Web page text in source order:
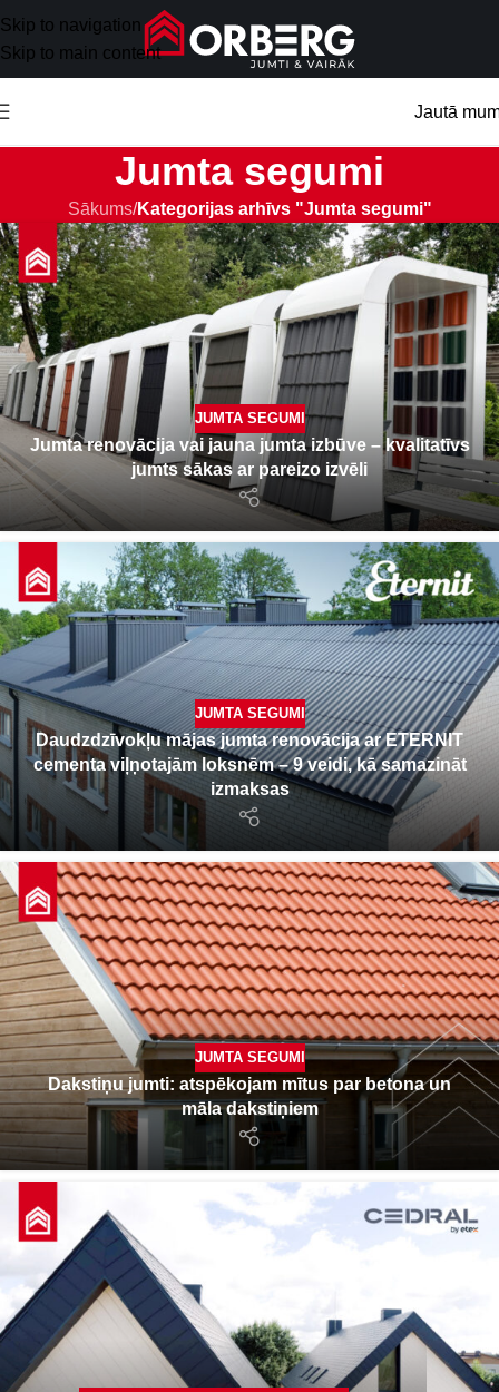
Skip to navigation
Skip to main content
Jautā
Jumta segumi
Sākums/Kategorijas arhīvs "Jumta segumi"
JUMTA SEGUMI
Jumta renovācija vai jauna jumta izbūve – kvalitatīvs
jumts sākas ar pareizo izvēli
JUMTA SEGUMI
Daudzdzīvokļu mājas jumta renovācija ar ETERNIT
cementa viļņotajām loksnēm – 9 veidi, kā samazināt
izmaksas
JUMTA SEGUMI
Dakstiņu jumti: atspēkojam mītus par betona un
māla dakstiņiem